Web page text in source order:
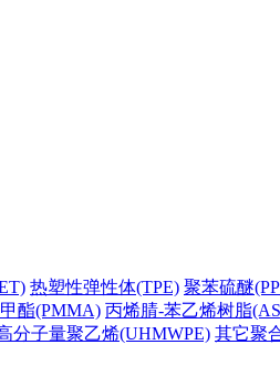
热塑性弹性体(TPE) 聚苯硫醚
酯(PMMA) 丙烯腈-苯乙烯树脂
分子量聚乙烯(UHMWPE) 其它聚